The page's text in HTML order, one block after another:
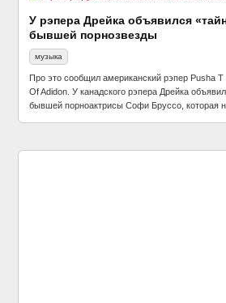
У рэпера Дрейка объявился
бывшей порнозвезды
музыка
Про это сообщил американский рэпер Pusha
Of Adidon. У канадского рэпера Дрейка
бывшей порноактрисы Софи Бруссо, которая